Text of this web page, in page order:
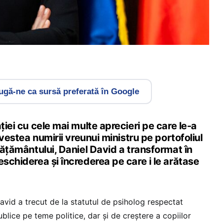
ne ca sursă preferată în Google
cu cele mai multe aprecieri pe care le-a
numirii vreunui ministru pe portofoliul
Daniel David a transformat în
și încrederea pe care i le arătase
a trecut de la statutul de psiholog respectat
pe teme politice, dar și de creștere a copiilor